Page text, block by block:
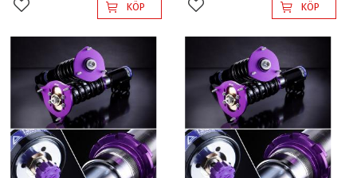
Lägg till i favoriterKÖP Lägg till i favoriterKÖP